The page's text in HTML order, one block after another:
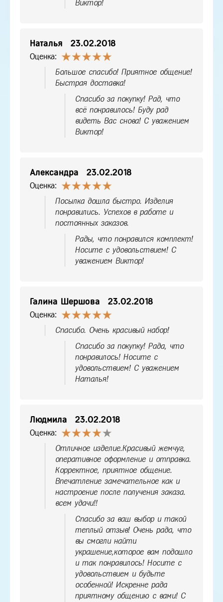
Виктор!
Наталья 23.02.2018
Оценка:
Большое спасибо! Приятное общение!
Быстрая доставка!
Спасибо за покупку! Рад, что
всё понравилось! Буду рад
видеть Вас снова! С уважением
Виктор!
Александра 23.02.2018
Оценка:
Посылка дошла быстро. Изделия
понравились. Успехов в работе и
постоянных заказов.
Рады, что понравился комплект!
Носите с удовольствием! С
уважением Виктор!
Галина Шершова 23.02.2018
Оценка:
Спасибо. Очень красивый набор!
Спасибо за покупку! Рада, что
понравилось! Носите с
удовольствием! С уважением
Наталья!
Людмила 23.02.2018
Оценка:
Отличное изделие.Красивый жемчуг,
оперативное оформление и отправка.
Корректное, приятное общение.
Впечатление замечательное как и
настроение после получения заказа.
всем удачи!!
Спасибо за ваш выбор и такой
теплый отзыв! Очень рада, что
вы смогли найти
украшение,которое вам подошло
и так понравилось! Носите с
удовольствием и будьте
особенной! Искренне рада
приятному общению с вами! С